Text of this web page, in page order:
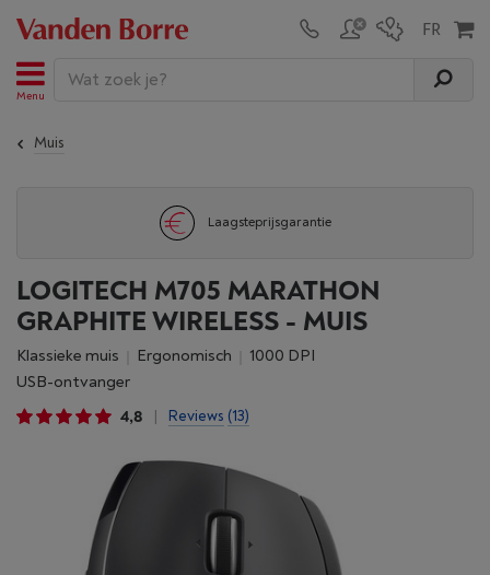
Menu
Muis
Laagsteprijsgarantie
LOGITECH M705 MARATHON
GRAPHITE WIRELESS - MUIS
Klassieke muis Ergonomisch
1000 DPI
USB-ontvanger
4,8
Reviews (13)